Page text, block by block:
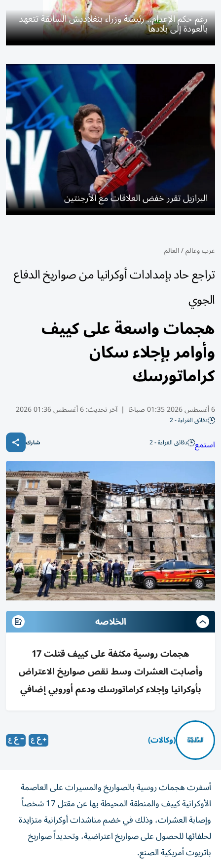
رغم حكم الإعدام.. رئيسة وزراء بنغلاديش السابقة تتعهد
بالعودة إلى بلادها
البرازيل تقرر خفض العلاقات مع الأرجنتين
عرب وعالم/العالم
تراجع حاد بإمدادات أوكرانيا من صواريخ الدفاع
الجوي
هجمات واسعة على كييف
وأوامر بإجلاء سكان
كراماتورسك
6 أغسطس 2026 01:35 صباحًا | آخر تحديث:6 أغسطس 01:36 2026
دقائق القراءة - 2
استمع دقائق القراءة - 2 شارك
الخلاصه
هجمات روسية مكثفة على كييف قتلت 17
وأصابت العشرات وسط نقص صواريخ الاعتراض
بأوكرانيا وإجلاء كراماتورسك ودعم أوروبي إضافي
(وكالات)
أسفرت هجمات روسية بالصواريخ والمسيرات على العاصمة
الأوكرانية كييف والمنطقة المحيطة بها عن مقتل 17 شخصاً
وإصابة العشرات، وذلك في خضم مناشدات أوكرانية متزايدة
لحلفائها للحصول على صواريخ اعتراضية، وتحديداً صواريخ
باتريوت أمريكية الصنع.